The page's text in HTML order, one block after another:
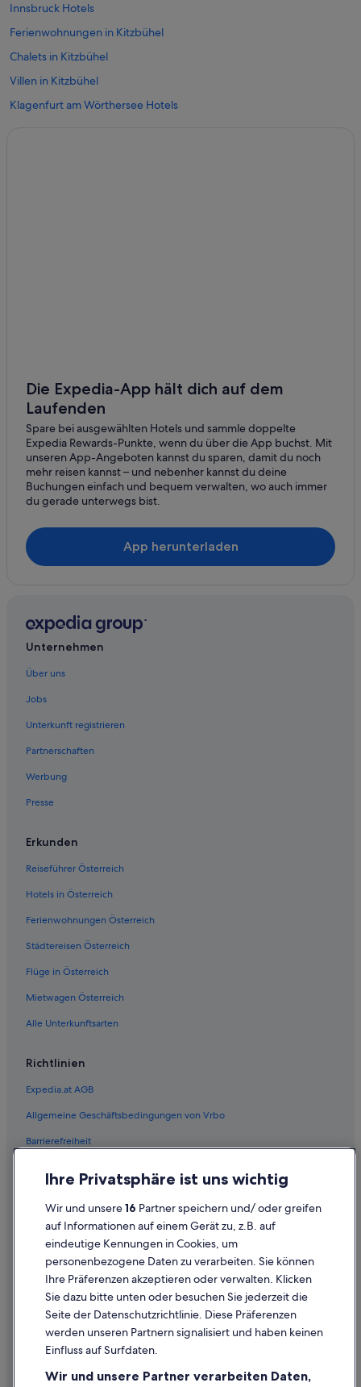
Innsbruck Hotels
Ferienwohnungen in Kitzbühel
Chalets in Kitzbühel
Villen in Kitzbühel
Klagenfurt am Wörthersee Hotels
Die Expedia-App hält dich auf dem
Laufenden
Spare bei ausgewählten Hotels und sammle doppelte
Expedia Rewards-Punkte, wenn du über die App buchst. Mit
unseren App-Angeboten kannst du sparen, damit du noch
mehr reisen kannst – und nebenher kannst du deine
Buchungen einfach und bequem verwalten, wo auch immer
du gerade unterwegs bist.
App herunterladen
Unternehmen
Über uns
Jobs
Unterkunft registrieren
Partnerschaften
Werbung
Presse
Erkunden
Reiseführer Österreich
Hotels in Österreich
Ferienwohnungen Österreich
Städtereisen Österreich
Flüge in Österreich
Mietwagen Österreich
Alle Unterkunftsarten
Richtlinien
Expedia.at AGB
Allgemeine Geschäftsbedingungen von Vrbo
Barrierefreiheit
Rechtliche Hinweise/Kontakt
Inhaltsrichtlinien und Melden von Inhalten
Hilfe
Hilfe
Ihre Privatsphäre ist uns wichtig
Wir und unsere16 Partner speichern und/ oder greifen
auf Informationen auf einem Gerät zu, z.B. auf
eindeutige Kennungen in Cookies, um
personenbezogene Daten zu verarbeiten. Sie können
Ihre Präferenzen akzeptieren oder verwalten. Klicken
Sie dazu bitte unten oder besuchen Sie jederzeit die
Seite der Datenschutzrichtlinie. Diese Präferenzen
werden unseren Partnern signalisiert und haben keinen
Einfluss auf Surfdaten.
Wir und unsere Partner verarbeiten Daten,